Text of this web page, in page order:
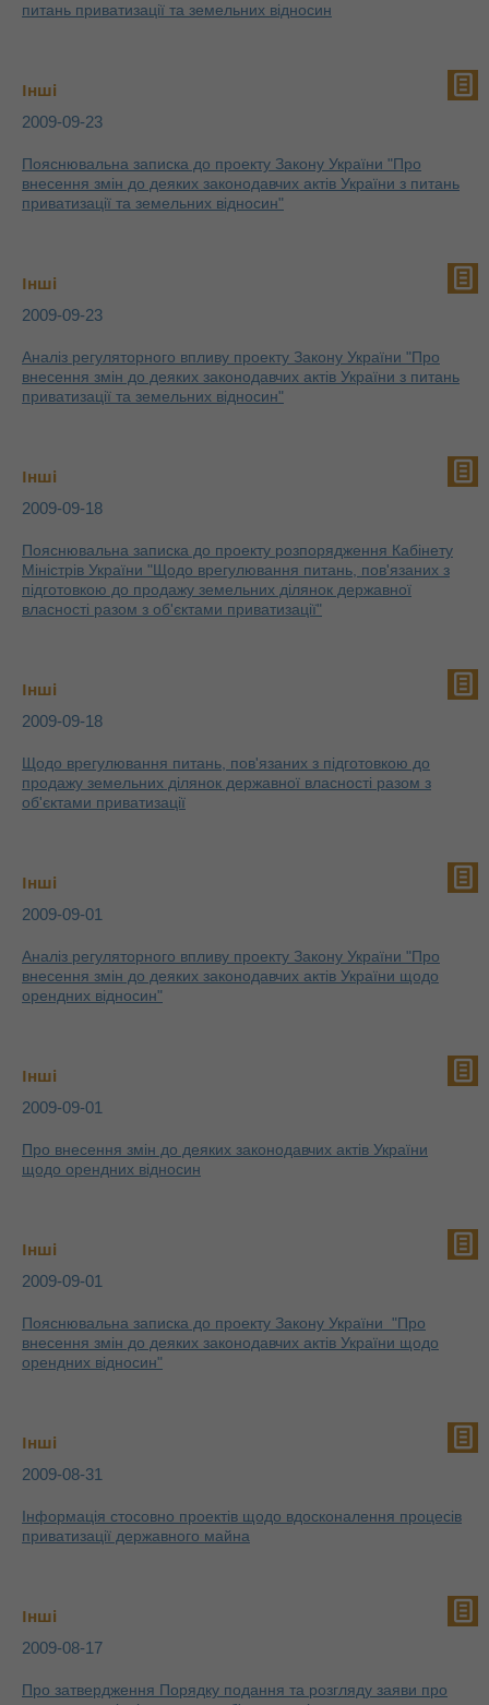
питань приватизації та земельних відносин
Інші
2009-09-23
Пояснювальна записка до проекту Закону України "Про
внесення змін до деяких законодавчих актів України з питань
приватизації та земельних відносин"
Інші
2009-09-23
Аналіз регуляторного впливу проекту Закону України "Про
внесення змін до деяких законодавчих актів України з питань
приватизації та земельних відносин"
Інші
2009-09-18
Пояснювальна записка до проекту розпорядження Кабінету
Міністрів України "Щодо врегулювання питань, пов'язаних з
підготовкою до продажу земельних ділянок державної
власності разом з об'єктами приватизації"
Інші
2009-09-18
Щодо врегулювання питань, пов'язаних з підготовкою до
продажу земельних ділянок державної власності разом з
об'єктами приватизації
Інші
2009-09-01
Аналіз регуляторного впливу проекту Закону України "Про
внесення змін до деяких законодавчих актів України щодо
орендних відносин"
Інші
2009-09-01
Про внесення змін до деяких законодавчих актів України
щодо орендних відносин
Інші
2009-09-01
Пояснювальна записка до проекту Закону України "Про
внесення змін до деяких законодавчих актів України щодо
орендних відносин"
Інші
2009-08-31
Інформація стосовно проектів щодо вдосконалення процесів
приватизації державного майна
Інші
2009-08-17
Про затвердження Порядку подання та розгляду заяви про